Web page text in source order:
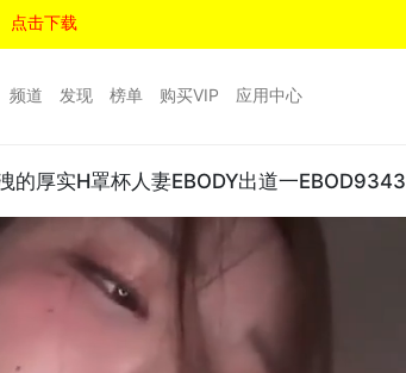
点击下载
频道 发现 榜单 购买VIP 应用中心
的厚实H罩杯人妻EBODY出道一EBOD9343